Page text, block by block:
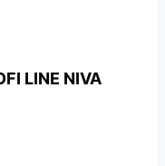
LINE NIVA